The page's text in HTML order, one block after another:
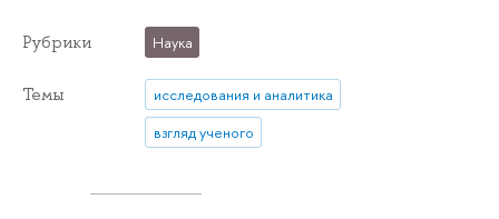
Рубрики Наука
Темы
исследования и аналитика
взгляд ученого